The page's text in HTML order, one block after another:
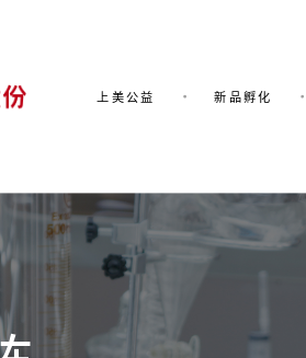
上美公益 新品孵化